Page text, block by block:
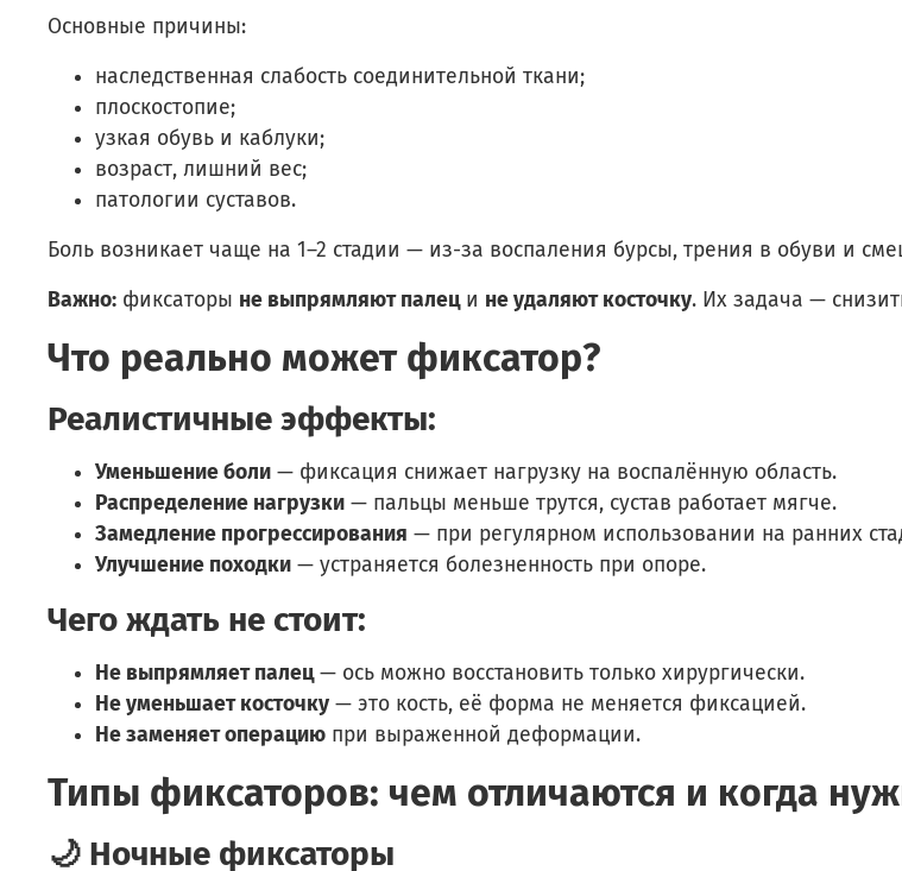
Основные причины:
наследственная слабость соединительной ткани;
плоскостопие;
узкая обувь и каблуки;
возраст, лишний вес;
патологии суставов.
Боль возникает чаще на 1–2 стадии — из-за воспаления бурсы, трения в обуви и
Важно: фиксаторы не выпрямляют палеци не удаляют косточку. Их задача —
Что реально может фиксатор?
Реалистичные эффекты:
Уменьшение боли — фиксация снижает нагрузку на воспалённую область.
Распределение нагрузки — пальцы меньше трутся, сустав работает мягче.
Замедление прогрессирования — при регулярном использовании на ранних
Улучшение походки — устраняется болезненность при опоре.
Чего ждать не стоит:
Не выпрямляет палец— ось можно восстановить только хирургически.
Не уменьшает косточку — это кость, её форма не меняется фиксацией.
Не заменяет операцию при выраженной деформации.
Типы фиксаторов: чем отличаются и когда
🌙 Ночные фиксаторы